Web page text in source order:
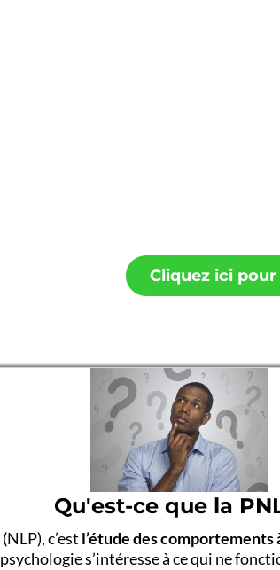
Cliquez ici
Qu'est-ce que la
c’est l’étude des comportements
s’intéresse à ce qui ne